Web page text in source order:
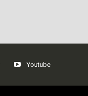
Youtube